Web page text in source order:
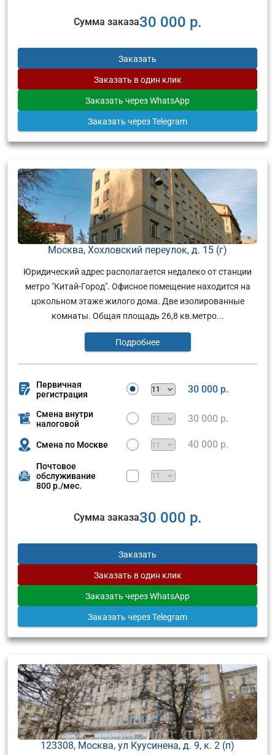
Сумма заказа30 000 р.
Заказать
Заказать в один клик
Заказать через WhatsApp
Заказать через Telegram
Москва, Хохловский переулок, д. 15 (г)
Юридический адрес располагается недалеко от станции
метро "Китай-Город". Офисное помещение находится на
цокольном этаже жилого дома. Две изолированные
комнаты. Общая площадь 26,8 кв.метро...
Подробнее
Первичная
регистрация
30 000 р.
Смена внутри
налоговой
30 000 р.
Смена по Москве 40 000 р.
Почтовое
обслуживание
800 р./мес.
Сумма заказа30 000 р.
Заказать
Заказать в один клик
Заказать через WhatsApp
Заказать через Telegram
123308, Москва, ул Куусинена, д. 9, к. 2 (п)